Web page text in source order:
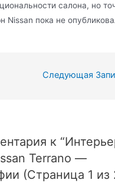
салона, но
Nissan пока не
Следующая
к
Terrano —
(Страница 1 из